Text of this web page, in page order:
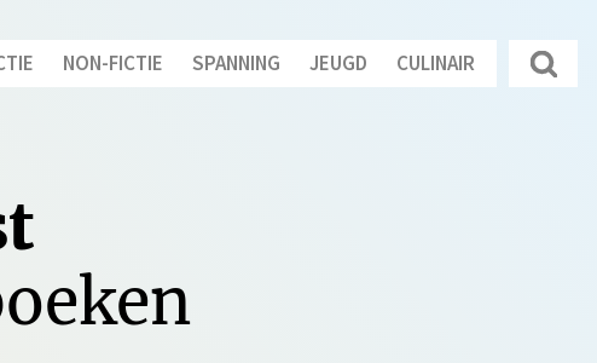
NON-FICTIE SPANNING JEUGD CULINAIR